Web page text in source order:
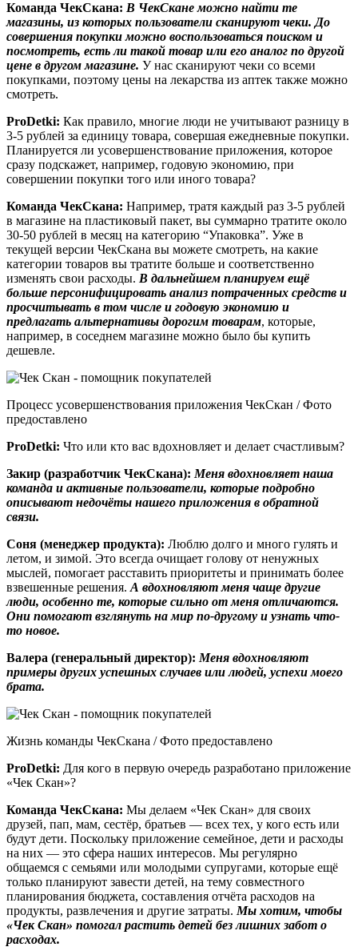
Команда ЧекСкана: В ЧекСкане можно найти те
магазины, из которых пользователи сканируют чеки. До
совершения покупки можно воспользоваться поиском и
посмотреть, есть ли такой товар или его аналог по другой
цене в другом магазине. У нас сканируют чеки со всеми
покупками, поэтому цены на лекарства из аптек также можно
смотреть.
ProDetki: Как правило, многие люди не учитывают разницу в
3-5 рублей за единицу товара, совершая ежедневные покупки.
Планируется ли усовершенствование приложения, которое
сразу подскажет, например, годовую экономию, при
совершении покупки того или иного товара?
Команда ЧекСкана: Например, тратя каждый раз 3-5 рублей
в магазине на пластиковый пакет, вы суммарно тратите около
30-50 рублей в месяц на категорию “Упаковка”. Уже в
текущей версии ЧекСкана вы можете смотреть, на какие
категории товаров вы тратите больше и соответственно
изменять свои расходы. В дальнейшем планируем ещё
больше персонифицировать анализ потраченных средств и
просчитывать в том числе и годовую экономию и
предлагать альтернативы дорогим товарам, которые,
например, в соседнем магазине можно было бы купить
дешевле.
Процесс усовершенствования приложения ЧекСкан / Фото
предоставлено
ProDetki: Что или кто вас вдохновляет и делает счастливым?
Закир (разработчик ЧекСкана): Меня вдохновляет наша
команда и активные пользователи, которые подробно
описывают недочёты нашего приложения в обратной
связи.
Соня (менеджер продукта): Люблю долго и много гулять и
летом, и зимой. Это всегда очищает голову от ненужных
мыслей, помогает расставить приоритеты и принимать более
взвешенные решения. А вдохновляют меня чаще другие
люди, особенно те, которые сильно от меня отличаются.
Они помогают взглянуть на мир по-другому и узнать что-
то новое.
Валера (генеральный директор): Меня вдохновляют
примеры других успешных случаев или людей, успехи моего
брата.
Жизнь команды ЧекСкана / Фото предоставлено
ProDetki: Для кого в первую очередь разработано приложение
«Чек Скан»?
Команда ЧекСкана: Мы делаем «Чек Скан» для своих
друзей, пап, мам, сестёр, братьев — всех тех, у кого есть или
будут дети. Поскольку приложение семейное, дети и расходы
на них — это сфера наших интересов. Мы регулярно
общаемся с семьями или молодыми супругами, которые ещё
только планируют завести детей, на тему совместного
планирования бюджета, составления отчёта расходов на
продукты, развлечения и другие затраты. Мы хотим, чтобы
«Чек Скан» помогал растить детей без лишних забот о
расходах.